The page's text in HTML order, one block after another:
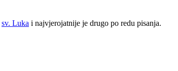
sv. Luka i najvjerojatnije je drugo po redu pisanja.